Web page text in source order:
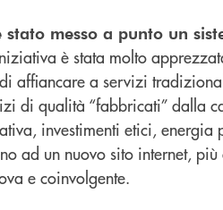
messo a punto un
è stata molto
affiancare a servizi
di qualità “fabbricati” dalla
investimenti etici,
ad un nuovo sito internet,
e coinvolgente.